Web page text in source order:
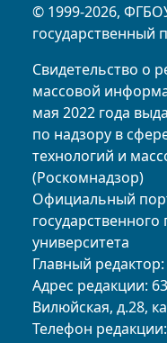
© 1999-2026,
государственный
Свидетельство о
массовой
мая 2022 года
по надзору в
технологий и
(Роскомнадзор)
Официальный
государственного
университета
Главный
Адрес редакции:
Вилюйская, д.28,
Телефон